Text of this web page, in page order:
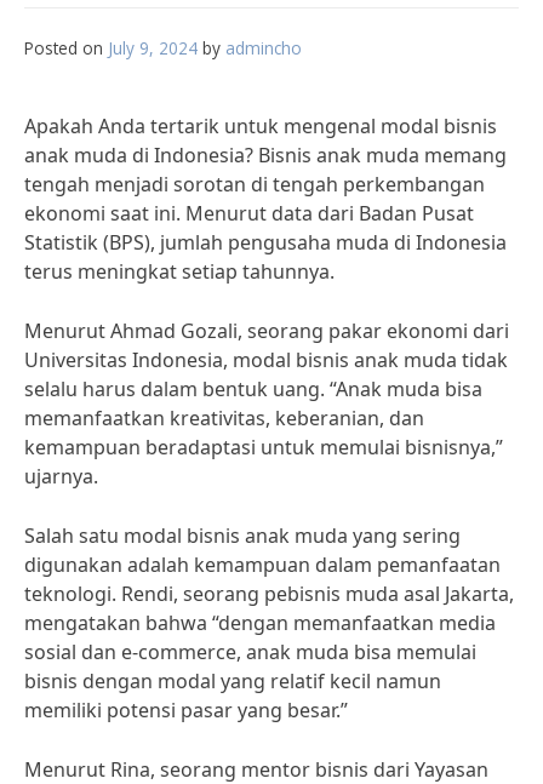
Posted on July 9, 2024 by admincho
Apakah Anda tertarik untuk mengenal modal bisnis
anak muda di Indonesia? Bisnis anak muda memang
tengah menjadi sorotan di tengah perkembangan
ekonomi saat ini. Menurut data dari Badan Pusat
Statistik (BPS), jumlah pengusaha muda di Indonesia
terus meningkat setiap tahunnya.
Menurut Ahmad Gozali, seorang pakar ekonomi dari
Universitas Indonesia, modal bisnis anak muda tidak
selalu harus dalam bentuk uang. “Anak muda bisa
memanfaatkan kreativitas, keberanian, dan
kemampuan beradaptasi untuk memulai bisnisnya,”
ujarnya.
Salah satu modal bisnis anak muda yang sering
digunakan adalah kemampuan dalam pemanfaatan
teknologi. Rendi, seorang pebisnis muda asal Jakarta,
mengatakan bahwa “dengan memanfaatkan media
sosial dan e-commerce, anak muda bisa memulai
bisnis dengan modal yang relatif kecil namun
memiliki potensi pasar yang besar.”
Menurut Rina, seorang mentor bisnis dari Yayasan